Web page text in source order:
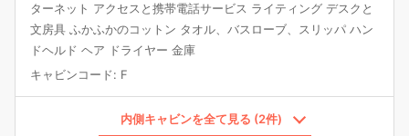
ターネット アクセスと携帯電話サービス ライティング デスクと
文房具 ふかふかのコットン タオル、バスローブ、スリッパ ハン
ドヘルド ヘア ドライヤー 金庫
キャビンコード: F
内側キャビンを全て見る (2件)